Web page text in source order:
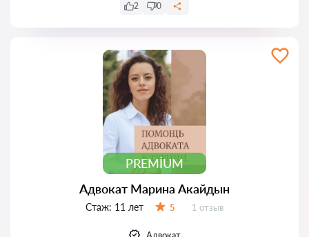
2 0
PREMIUM
Адвокат Марина Акайдын
Стаж: 11 лет 5 Отзывов:
1 отзыв